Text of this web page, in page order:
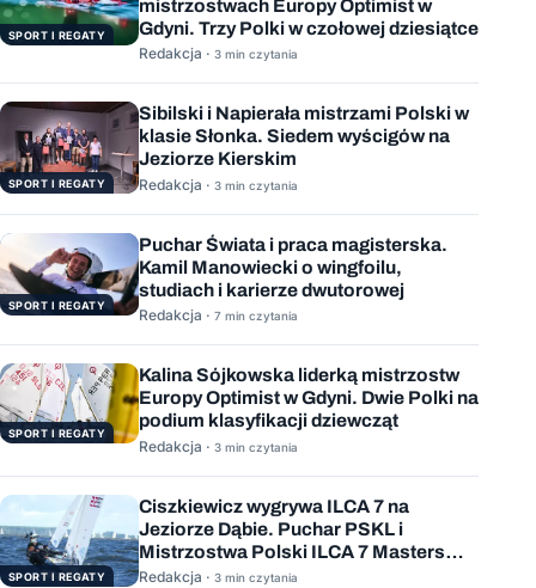
SPORT I REGATY
mistrzostwach Europy Optimist w
Gdyni. Trzy Polki w czołowej dziesiątce
Redakcja · 3 min czytania
SPORT I REGATY
Sibilski i Napierała mistrzami Polski w
klasie Słonka. Siedem wyścigów na
Jeziorze Kierskim
Redakcja · 3 min czytania
SPORT I REGATY
Puchar Świata i praca magisterska.
Kamil Manowiecki o wingfoilu,
studiach i karierze dwutorowej
Redakcja · 7 min czytania
SPORT I REGATY
Kalina Sójkowska liderką mistrzostw
Europy Optimist w Gdyni. Dwie Polki na
podium klasyfikacji dziewcząt
Redakcja · 3 min czytania
SPORT I REGATY
Ciszkiewicz wygrywa ILCA 7 na
Jeziorze Dąbie. Puchar PSKL i
Mistrzostwa Polski ILCA 7 Masters
rozstrzygnięte
Redakcja · 3 min czytania